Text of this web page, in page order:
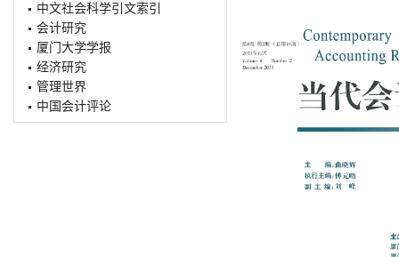
中文社会科学引文索引
会计研究
厦门大学学报
经济研究
管理世界
中国会计评论